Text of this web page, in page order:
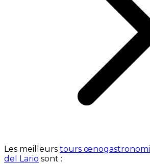
Les meilleurs tours
del Lario sont :